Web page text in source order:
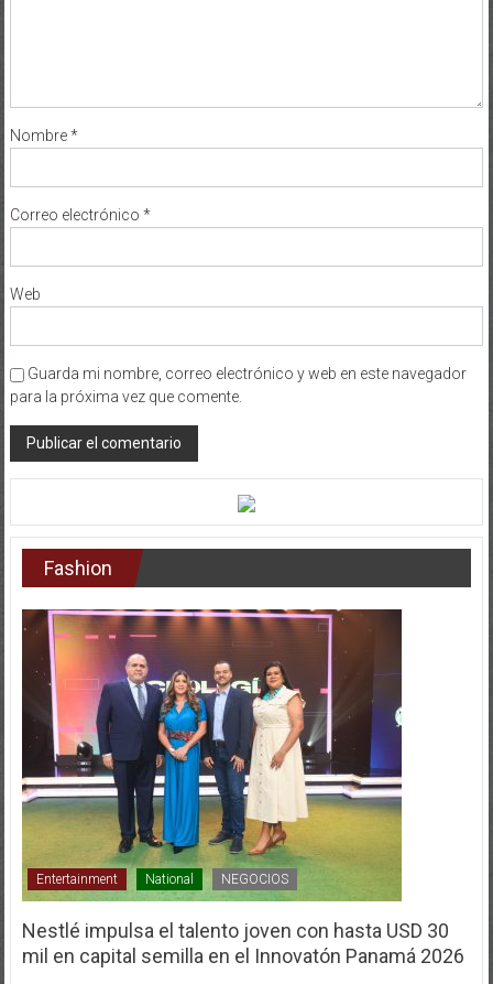
Nombre*
Correo electrónico *
Web
Guarda mi nombre, correo electrónico y web en este navegador
para la próxima vez que comente.
Fashion
Entertainment National NEGOCIOS
Nestlé impulsa el talento joven con hasta USD 30
mil en capital semilla en el Innovatón Panamá 2026